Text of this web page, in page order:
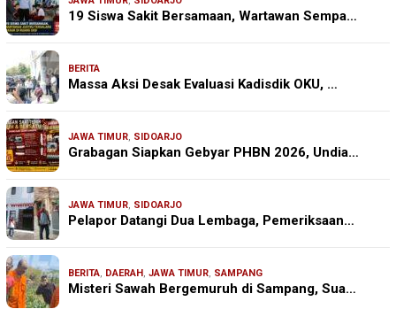
19 Siswa Sakit Bersamaan, Wartawan Sempa…
BERITA
Massa Aksi Desak Evaluasi Kadisdik OKU, …
JAWA TIMUR, SIDOARJO
Grabagan Siapkan Gebyar PHBN 2026, Undia…
JAWA TIMUR, SIDOARJO
Pelapor Datangi Dua Lembaga, Pemeriksaan…
BERITA, DAERAH, JAWA TIMUR, SAMPANG
Misteri Sawah Bergemuruh di Sampang, Sua…